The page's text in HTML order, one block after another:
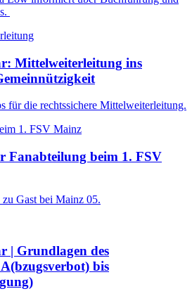
Mittelweiterleitung ins
für die rechtssichere Mittelweiterleitung.
Fanabteilung beim 1. FSV
Gast bei Mainz 05.
| Grundlagen des
bis